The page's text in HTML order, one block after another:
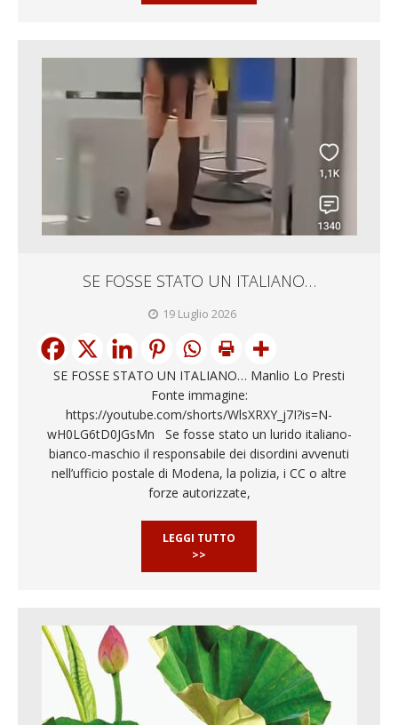
SE FOSSE STATO UN ITALIANO…
19 Luglio 2026
SE FOSSE STATO UN ITALIANO… Manlio Lo Presti
Fonte immagine:
https://youtube.com/shorts/WlsXRXY_j7I?is=N-
wH0LG6tD0JGsMn Se fosse stato un lurido italiano-
bianco-maschio il responsabile dei disordini avvenuti
nell’ufficio postale di Modena, la polizia, i CC o altre
forze autorizzate,
LEGGI TUTTO
>>